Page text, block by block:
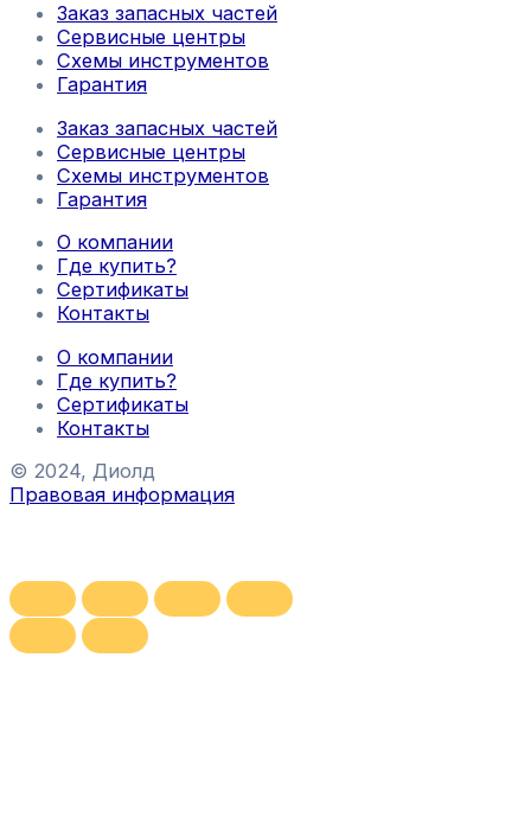
Заказ запасных частей
Сервисные центры
Схемы инструментов
Гарантия
Заказ запасных частей
Сервисные центры
Схемы инструментов
Гарантия
О компании
Где купить?
Сертификаты
Контакты
О компании
Где купить?
Сертификаты
Контакты
© 2024, Диолд
Правовая информация